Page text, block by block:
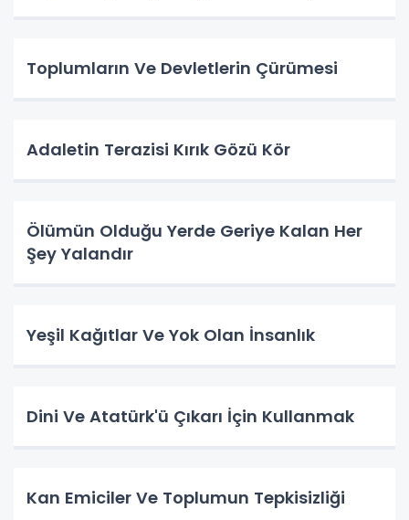
Toplumların Ve Devletlerin Çürümesi
Adaletin Terazisi Kırık Gözü Kör
Ölümün Olduğu Yerde Geriye Kalan Her
Şey Yalandır
Yeşil Kağıtlar Ve Yok Olan İnsanlık
Dini Ve Atatürk'ü Çıkarı İçin Kullanmak
Kan Emiciler Ve Toplumun Tepkisizliği